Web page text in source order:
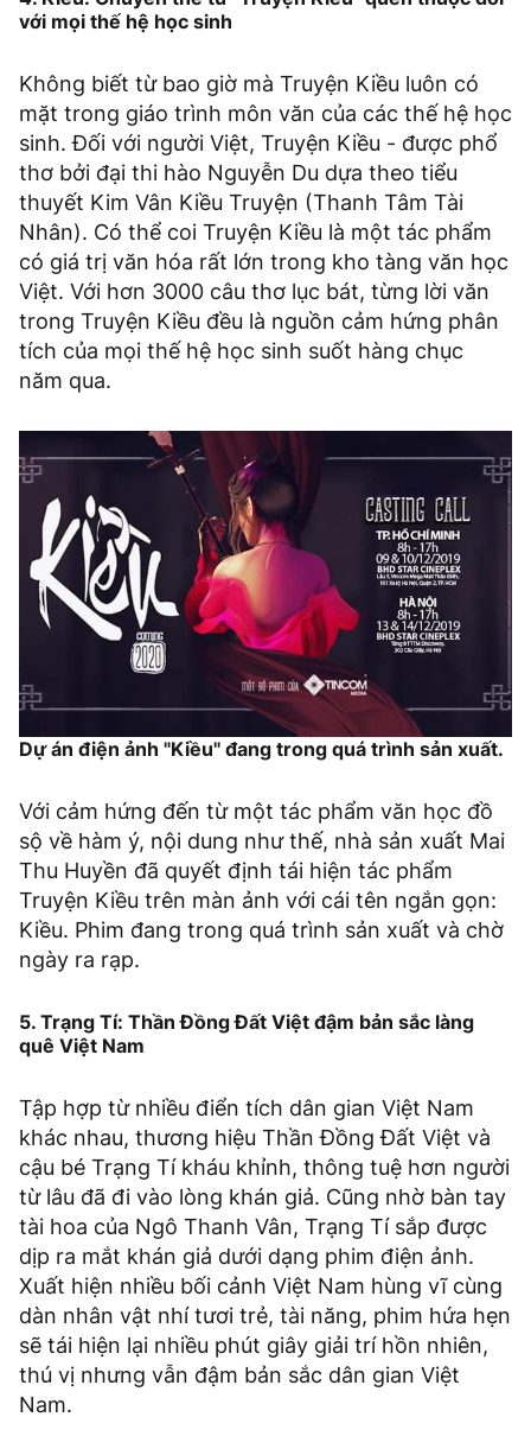
với mọi thế hệ học sinh
Không biết từ bao giờ mà Truyện Kiều luôn có
mặt trong giáo trình môn văn của các thế hệ học
sinh. Đối với người Việt, Truyện Kiều - được phổ
thơ bởi đại thi hào Nguyễn Du dựa theo tiểu
thuyết Kim Vân Kiều Truyện (Thanh Tâm Tài
Nhân). Có thể coi Truyện Kiều là một tác phẩm
có giá trị văn hóa rất lớn trong kho tàng văn học
Việt. Với hơn 3000 câu thơ lục bát, từng lời văn
trong Truyện Kiều đều là nguồn cảm hứng phân
tích của mọi thế hệ học sinh suốt hàng chục
năm qua.
Dự án điện ảnh "Kiều" đang trong quá trình sản xuất.
Với cảm hứng đến từ một tác phẩm văn học đồ
sộ về hàm ý, nội dung như thế, nhà sản xuất Mai
Thu Huyền đã quyết định tái hiện tác phẩm
Truyện Kiều trên màn ảnh với cái tên ngắn gọn:
Kiều. Phim đang trong quá trình sản xuất và chờ
ngày ra rạp.
5. Trạng Tí: Thần Đồng Đất Việt đậm bản sắc làng
quê Việt Nam
Tập hợp từ nhiều điển tích dân gian Việt Nam
khác nhau, thương hiệu Thần Đồng Đất Việt và
cậu bé Trạng Tí kháu khỉnh, thông tuệ hơn người
từ lâu đã đi vào lòng khán giả. Cũng nhờ bàn tay
tài hoa của Ngô Thanh Vân, Trạng Tí sắp được
dịp ra mắt khán giả dưới dạng phim điện ảnh.
Xuất hiện nhiều bối cảnh Việt Nam hùng vĩ cùng
dàn nhân vật nhí tươi trẻ, tài năng, phim hứa hẹn
sẽ tái hiện lại nhiều phút giây giải trí hồn nhiên,
thú vị nhưng vẫn đậm bản sắc dân gian Việt
Nam.